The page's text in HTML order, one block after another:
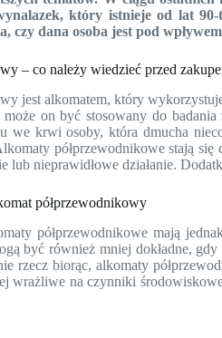
który istnieje od lat
czy dana osoba jest pod
– co należy wiedzieć przed
jest alkomatem, który
on być stosowany do
we krwi osoby, która dmucha
półprzewodnikowe stają
lub nieprawidłowe działanie.
półprzewodnikowy
półprzewodnikowe mają
być również mniej dokładne,
rzecz biorąc, alkomaty
wrażliwe na czynniki